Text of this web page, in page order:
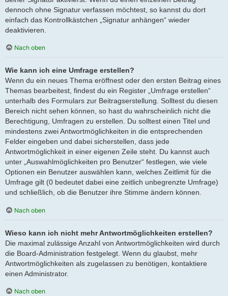
dennoch ohne Signatur verfassen möchtest, so kannst du dort
einfach das Kontrollkästchen „Signatur anhängen“ wieder
deaktivieren.
Nach oben
Wie kann ich eine Umfrage erstellen?
Wenn du ein neues Thema eröffnest oder den ersten Beitrag eines
Themas bearbeitest, findest du ein Register „Umfrage erstellen“
unterhalb des Formulars zur Beitragserstellung. Solltest du diesen
Bereich nicht sehen können, so hast du wahrscheinlich nicht die
Berechtigung, Umfragen zu erstellen. Du solltest einen Titel und
mindestens zwei Antwortmöglichkeiten in die entsprechenden
Felder eingeben und dabei sicherstellen, dass jede
Antwortmöglichkeit in einer eigenen Zeile steht. Du kannst auch
unter „Auswahlmöglichkeiten pro Benutzer“ festlegen, wie viele
Optionen ein Benutzer auswählen kann, welches Zeitlimit für die
Umfrage gilt (0 bedeutet dabei eine zeitlich unbegrenzte Umfrage)
und schließlich, ob die Benutzer ihre Stimme ändern können.
Nach oben
Wieso kann ich nicht mehr Antwortmöglichkeiten erstellen?
Die maximal zulässige Anzahl von Antwortmöglichkeiten wird durch
die Board-Administration festgelegt. Wenn du glaubst, mehr
Antwortmöglichkeiten als zugelassen zu benötigen, kontaktiere
einen Administrator.
Nach oben